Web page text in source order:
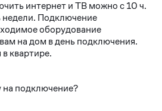
интернет и ТВ можно с 10 ч.
недели. Подключение
оборудование
на дом в день подключения.
квартире.
на подключение?